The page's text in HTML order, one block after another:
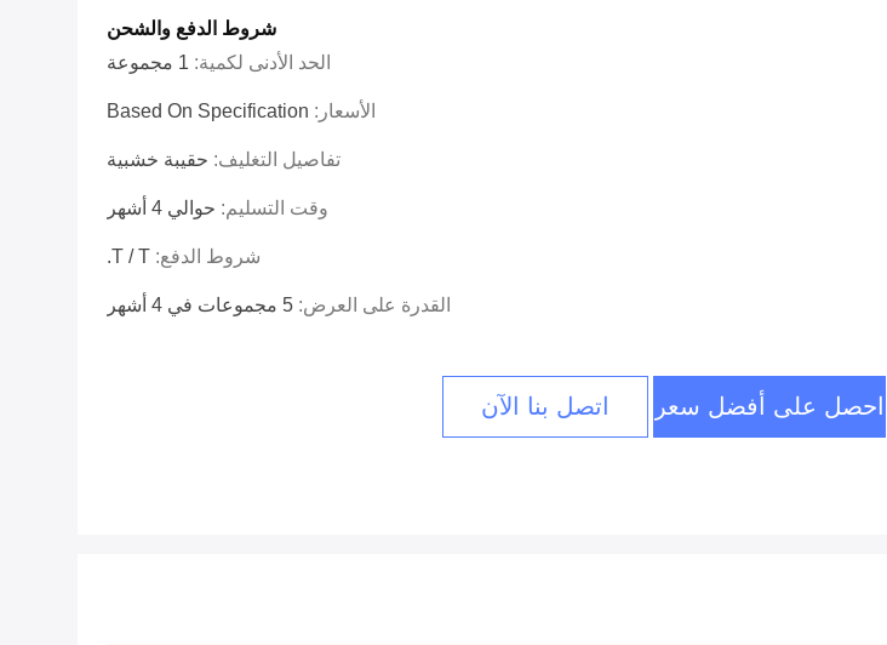
شروط الدفع والشحن
الحد الأدنى لكمية: 1 مجموعة
الأسعار: Based On Specification
تفاصيل التغليف: حقيبة خشبية
وقت التسليم: حوالي 4 أشهر
شروط الدفع: T / T.
القدرة على العرض: 5 مجموعات في 4 أشهر
احصل على أفضل سعر اتصل بنا الآن